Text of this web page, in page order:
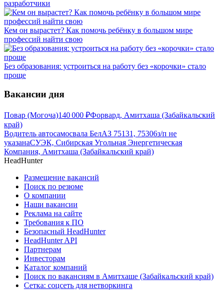
разработчики
Кем он вырастет? Как помочь ребёнку в большом мире
профессий найти свою
Без образования: устроиться на работу без «корочки» стало
проще
Вакансии дня
Повар (Могоча)140 000 ₽Форвард, Амитхаша (Забайкальский
край)
Водитель автосамосвала БелАЗ 75131, 75306з/п не
указанаСУЭК, Сибирская Угольная Энергетическая
Компания, Амитхаша (Забайкальский край)
HeadHunter
Размещение вакансий
Поиск по резюме
О компании
Наши вакансии
Реклама на сайте
Требования к ПО
Безопасный HeadHunter
HeadHunter API
Партнерам
Инвесторам
Каталог компаний
Поиск по вакансиям в Амитхаше (Забайкальский край)
Сетка: соцсеть для нетворкинга